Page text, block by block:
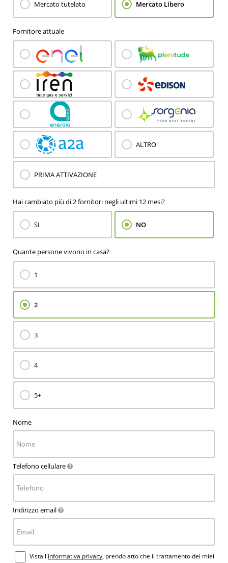
Mercato tutelato Mercato Libero
Fornitore attuale
ALTRO
PRIMA ATTIVAZIONE
Hai cambiato più di 2 fornitori negli ultimi 12 mesi?
SI NO
Quante persone vivono in casa?
1
2
3
4
5+
Nome
Telefono cellulare
Indirizzo email
Vista l'informativa privacy, prendo atto che il trattamento dei miei